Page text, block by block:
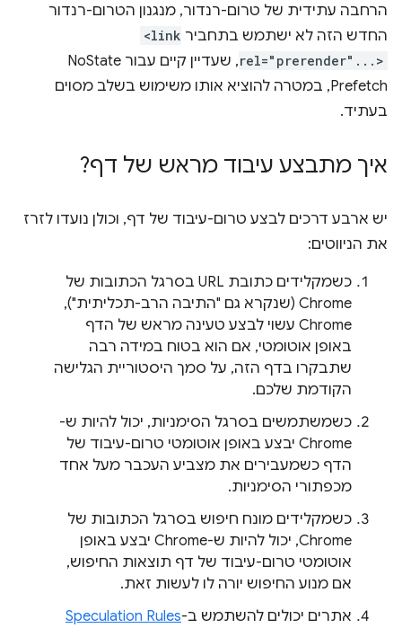
הרחבה עתידית של טרום-רנדור, מנגנון הטרום-רנדור
החדש הזה לא ישתמש בתחביר <link
rel="prerender"...>
, שעדיין קיים עבור NoState
Prefetch, במטרה להוציא אותו משימוש בשלב מסוים
בעתיד.
איך מתבצע עיבוד מראש של דף?
יש ארבע דרכים לבצע טרום-עיבוד של דף, וכולן נועדו לזרז
את הניווטים:
כשמקלידים כתובת URL בסרגל הכתובות של
Chrome (שנקרא גם "התיבה הרב-תכליתית"), ‏
Chrome עשוי לבצע טעינה מראש של הדף
באופן אוטומטי, אם הוא בטוח במידה רבה
שתבקרו בדף הזה, על סמך היסטוריית הגלישה
הקודמת שלכם.
כשמשתמשים בסרגל הסימניות, יכול להיות ש-
Chrome יבצע באופן אוטומטי טרום-עיבוד של
הדף כשמעבירים את מצביע העכבר מעל אחד
מכפתורי הסימניות.
כשמקלידים מונח חיפוש בסרגל הכתובות של
Chrome, יכול להיות ש-Chrome יבצע באופן
אוטומטי טרום-עיבוד של דף תוצאות החיפוש,
אם מנוע החיפוש יורה לו לעשות זאת.
אתרים יכולים להשתמש ב-Speculation Rules